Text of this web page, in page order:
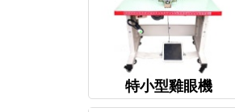
特小型雞眼機